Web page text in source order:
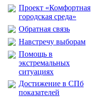
Проект «Комфортная
городская среда»
Обратная связь
Навстречу выборам
Помощь в
экстремальных
ситуациях
Достижение в СПб
показателей